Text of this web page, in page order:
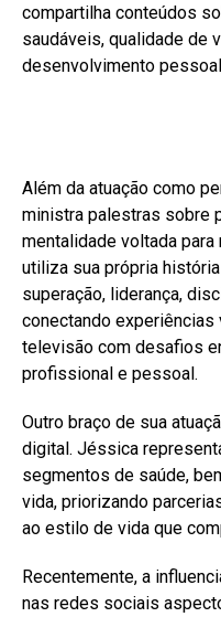
compartilha conteúdos
saudáveis, qualidade de
desenvolvimento
Além da atuação como
ministra palestras sobre
mentalidade voltada
utiliza sua própria
superação, liderança,
conectando
televisão com desafios
profissional e pessoal.
Outro braço de sua
digital. Jéssica
segmentos de saúde,
vida, priorizando
ao estilo de vida que
Recentemente, a
nas redes sociais